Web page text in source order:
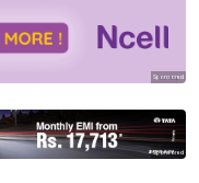
Sponsored
Sponsored